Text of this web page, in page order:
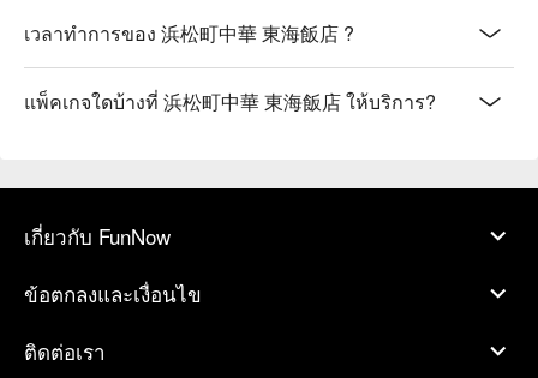
เวลาทำการของ 浜松町中華 東海飯店 ?
แพ็คเกจใดบ้างที่ 浜松町中華 東海飯店 ให้บริการ?
เกี่ยวกับ FunNow
ข้อตกลงและเงื่อนไข
ติดต่อเรา